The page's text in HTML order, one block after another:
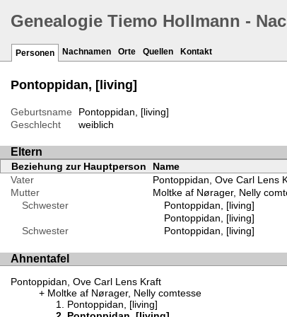
Genealogie Tiemo Hollmann -
Personen Nachnamen Orte Quellen Kontakt
Pontoppidan, [living]
Geburtsname
Pontoppidan, [living]
Geschlecht
weiblich
Eltern
Beziehung zur Hauptperson Name
Vater
Pontoppidan, Ove Carl Lens
Mutter
Moltke af Nørager, Nelly
Schwester
Pontoppidan, [living]
Pontoppidan, [living]
Schwester
Pontoppidan, [living]
Ahnentafel
Pontoppidan, Ove Carl Lens Kraft
Moltke af Nørager, Nelly comtesse
Pontoppidan, [living]